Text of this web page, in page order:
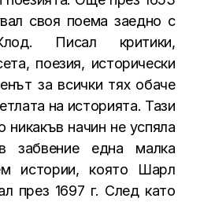
своя поема заедно с
Писал критики,
поезия, исторически
за всички тях обаче
на историята. Тази
никакъв начин не успяла
забвение една малка
истории, която Шарл
през 1697 г. След като